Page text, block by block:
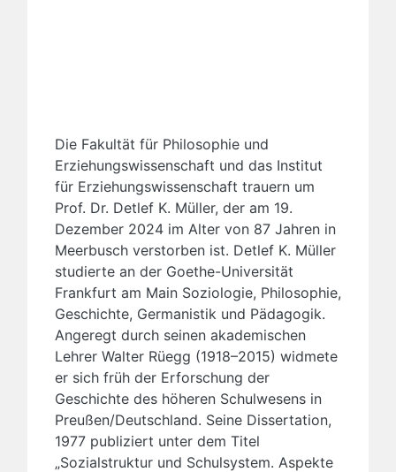
Die Fakultät für Philosophie und
Erziehungswissenschaft und das Institut
für Erziehungswissenschaft trauern um
Prof. Dr. Detlef K. Müller, der am 19.
Dezember 2024 im Alter von 87 Jahren in
Meerbusch verstorben ist. Detlef K. Müller
studierte an der Goethe-Universität
Frankfurt am Main Soziologie, Philosophie,
Geschichte, Germanistik und Pädagogik.
Angeregt durch seinen akademischen
Lehrer Walter Rüegg (1918–2015) widmete
er sich früh der Erforschung der
Geschichte des höheren Schulwesens in
Preußen/Deutschland. Seine Dissertation,
1977 publiziert unter dem Titel
„Sozialstruktur und Schulsystem. Aspekte